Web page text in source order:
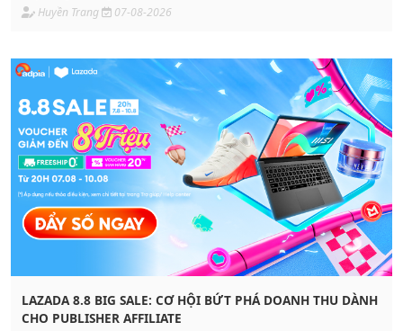
Huyền Trang 07-08-2026
LAZADA 8.8 BIG SALE: CƠ HỘI BỨT PHÁ DOANH THU DÀNH
CHO PUBLISHER AFFILIATE